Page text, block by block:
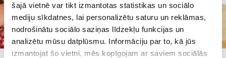
šajā vietnē var tikt izmantotas statistikas un sociālo
mediju sīkdatnes, lai personalizētu saturu un reklāmas,
nodrošinātu sociālo saziņas līdzekļu funkcijas un
analizētu mūsu datplūsmu. Informāciju par to, kā jūs
izmantojat šo vietni, mēs kopīgojam ar saviem sociālās